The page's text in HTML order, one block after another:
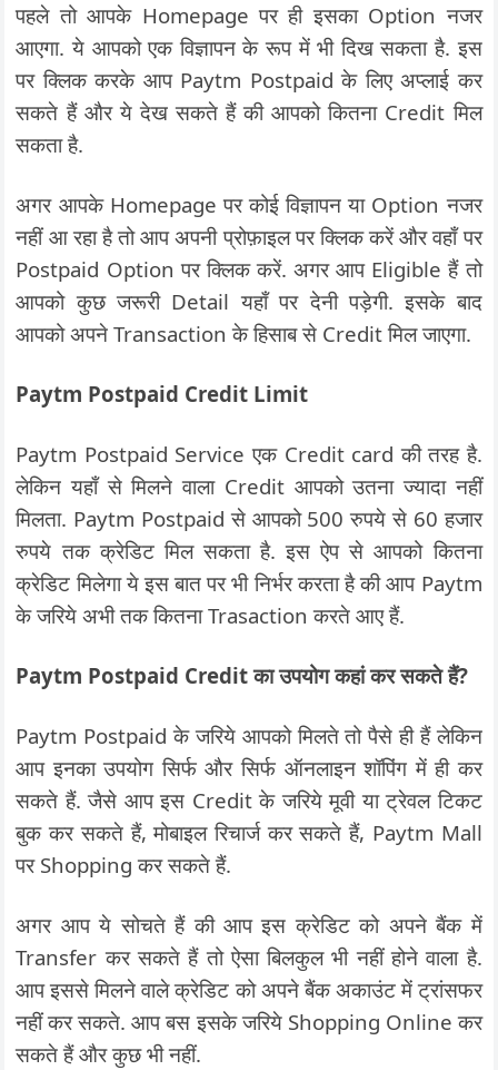
पहले तो आपके Homepage पर ही इसका Option नजर
आएगा. ये आपको एक विज्ञापन के रूप में भी दिख सकता है. इस
पर क्लिक करके आप Paytm Postpaid के लिए अप्लाई कर
सकते हैं और ये देख सकते हैं की आपको कितना Credit मिल
सकता है.
अगर आपके Homepage पर कोई विज्ञापन या Option नजर
नहीं आ रहा है तो आप अपनी प्रोफ़ाइल पर क्लिक करें और वहाँ पर
Postpaid Option पर क्लिक करें. अगर आप Eligible हैं तो
आपको कुछ जरूरी Detail यहाँ पर देनी पड़ेगी. इसके बाद
आपको अपने Transaction के हिसाब से Credit मिल जाएगा.
Paytm Postpaid Credit Limit
Paytm Postpaid Service एक Credit card की तरह है.
लेकिन यहाँ से मिलने वाला Credit आपको उतना ज्यादा नहीं
मिलता. Paytm Postpaid से आपको 500 रुपये से 60 हजार
रुपये तक क्रेडिट मिल सकता है. इस ऐप से आपको कितना
क्रेडिट मिलेगा ये इस बात पर भी निर्भर करता है की आप Paytm
के जरिये अभी तक कितना Trasaction करते आए हैं.
Paytm Postpaid Credit का उपयोग कहां कर सकते हैं?
Paytm Postpaid के जरिये आपको मिलते तो पैसे ही हैं लेकिन
आप इनका उपयोग सिर्फ और सिर्फ ऑनलाइन शॉपिंग में ही कर
सकते हैं. जैसे आप इस Credit के जरिये मूवी या ट्रेवल टिकट
बुक कर सकते हैं, मोबाइल रिचार्ज कर सकते हैं, Paytm Mall
पर Shopping कर सकते हैं.
अगर आप ये सोचते हैं की आप इस क्रेडिट को अपने बैंक में
Transfer कर सकते हैं तो ऐसा बिलकुल भी नहीं होने वाला है.
आप इससे मिलने वाले क्रेडिट को अपने बैंक अकाउंट में ट्रांसफर
नहीं कर सकते. आप बस इसके जरिये Shopping Online कर
सकते हैं और कुछ भी नहीं.